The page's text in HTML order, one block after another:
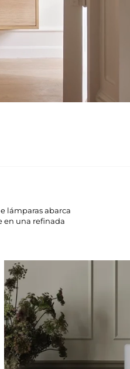
lámparas abarca
en una refinada